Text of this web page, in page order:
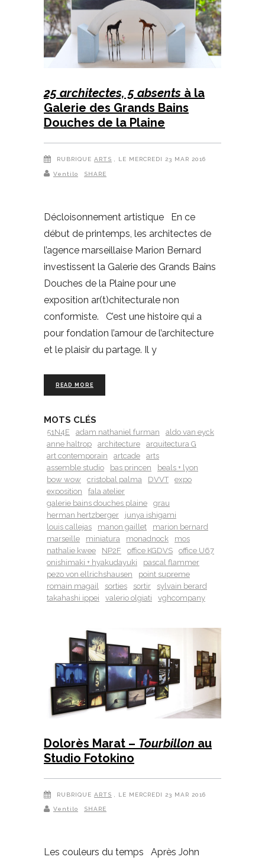
25 architectes, 5 absents à la
Galerie des Grands Bains
Douches de la Plaine
RUBRIQUE ARTS , LE MERCREDI 23 MAR 2016
Ventilo SHARE
Décloisonnement artistique En ce
début de printemps, les architectes de
l’agence marseillaise Marion Bernard
investissent la Galerie des Grands Bains
Douches de la Plaine pour une
exposition ar(t)chitecturale non
conformiste. C’est une histoire qui a
pour fondation l’amour de l’architecture
et le plaisir du partage. Il y
READ MORE
MOTS CLÉS
51N4E adam nathaniel furman
aldo van eyck
anne haltrop
architecture
arquitectura G
art contemporain
artcade
arts
assemble studio
bas princen
beals + lyon
bow wow
cristobal palma DVVT
expo
exposition
fala atelier
galerie bains douches plaine
grau
herman hertzberger
junya ishigami
louis callejas
manon gaillet
marion bernard
marseille
miniatura monadnock
mos
nathalie kwee
NP2F office KGDVS
office U67
onishimaki + hyakudayuki
pascal flammer
pezo von ellrichshausen
point supreme
romain magail
sorties sortir
sylvain berard
takahashi ippei
valerio olgiati vghcompany
Dolorès Marat – Tourbillon au
Studio Fotokino
RUBRIQUE ARTS , LE MERCREDI 23 MAR 2016
Ventilo SHARE
Les couleurs du temps Après John